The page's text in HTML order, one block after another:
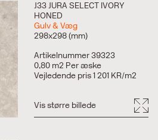
J33 JURA SELECT IVORY
HONED
Gulv & Væg
298x298 (mm)
Artikelnummer 39323
0,80 m2 Per æske
Vejledende pris 1 201 KR/m2
Vis større billede